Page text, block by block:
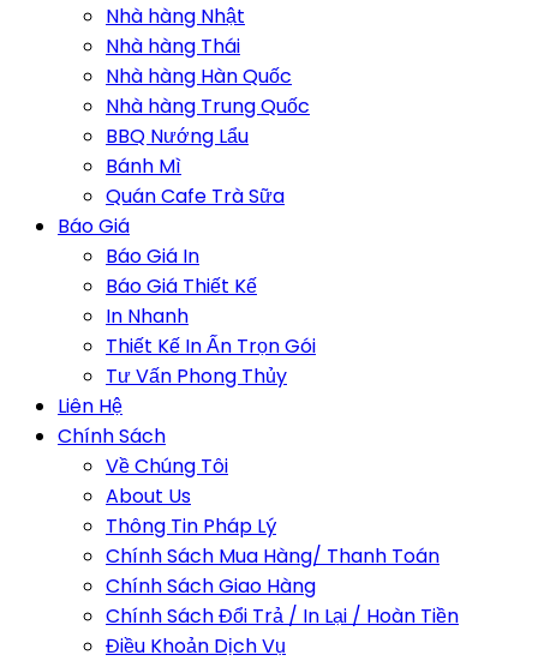
Nhà hàng Nhật
Nhà hàng Thái
Nhà hàng Hàn Quốc
Nhà hàng Trung Quốc
BBQ Nướng Lẩu
Bánh Mì
Quán Cafe Trà Sữa
Báo Giá
Báo Giá In
Báo Giá Thiết Kế
In Nhanh
Thiết Kế In Ấn Trọn Gói
Tư Vấn Phong Thủy
Liên Hệ
Chính Sách
Về Chúng Tôi
About Us
Thông Tin Pháp Lý
Chính Sách Mua Hàng/ Thanh Toán
Chính Sách Giao Hàng
Chính Sách Đổi Trả / In Lại / Hoàn Tiền
Điều Khoản Dịch Vụ